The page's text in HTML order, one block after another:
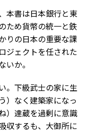
本書は日本銀行と東
ため貨幣の統一と鉄
りの日本の重要な課
ジェクトを任された
か。
。下級武士の家に生
）なく建築家になっ
）達蔵を過剰に意識
収するも、大御所に